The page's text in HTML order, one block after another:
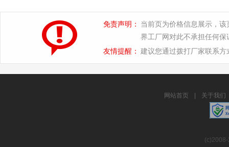
免责声明：
当前页为价格信息展示，
界工厂网对此不承担任何保
友情提醒： 建议您通过拨打厂家联系
网站首页 关于我们